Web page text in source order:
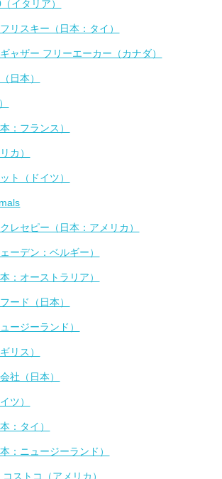
イタリア）
リスキー（日本：タイ）
ャザー フリーエーカー（カナダ）
日本）
：フランス）
カ）
ト（ドイツ）
レセピー（日本：アメリカ）
ーデン：ベルギー）
：オーストラリア）
ード（日本）
ージーランド）
リス）
社（日本）
ツ）
：タイ）
：ニュージーランド）
ストコ（アメリカ）